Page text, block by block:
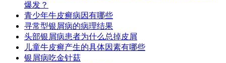
爆发？
青少年牛皮癣病因有哪些
寻常型银屑病的病理结果
头部银屑病患者为什么总掉皮屑
儿童牛皮癣产生的具体因素有哪些
银屑病吃金针菇